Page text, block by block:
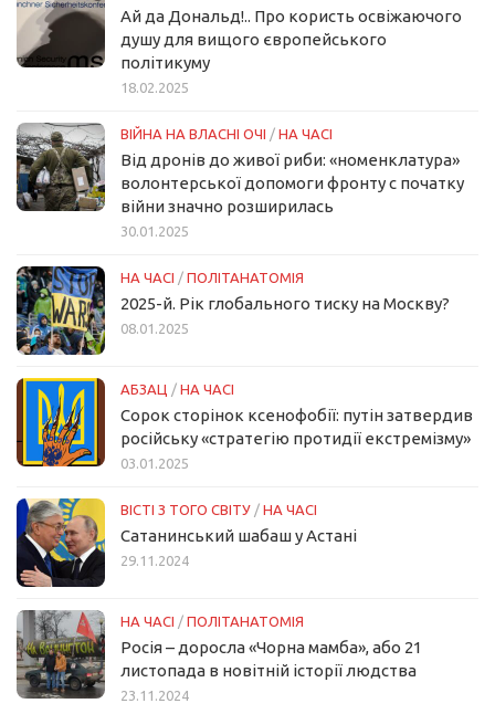
Ай да Дональд!.. Про користь освіжаючого
душу для вищого європейського
політикуму
18.02.2025
ВІЙНА НА ВЛАСНІ ОЧІ / НА ЧАСІ
Від дронів до живої риби: «номенклатура»
волонтерської допомоги фронту с початку
війни значно розширилась
30.01.2025
НА ЧАСІ / ПОЛІТАНАТОМІЯ
2025-й. Рік глобального тиску на Москву?
08.01.2025
АБЗАЦ / НА ЧАСІ
Сорок сторінок ксенофобії: путін затвердив
російську «стратегію протидії екстремізму»
03.01.2025
ВІСТІ З ТОГО СВІТУ / НА ЧАСІ
Сатанинський шабаш у Астані
29.11.2024
НА ЧАСІ / ПОЛІТАНАТОМІЯ
Росія – доросла «Чорна мамба», або 21
листопада в новітній історії людства
23.11.2024